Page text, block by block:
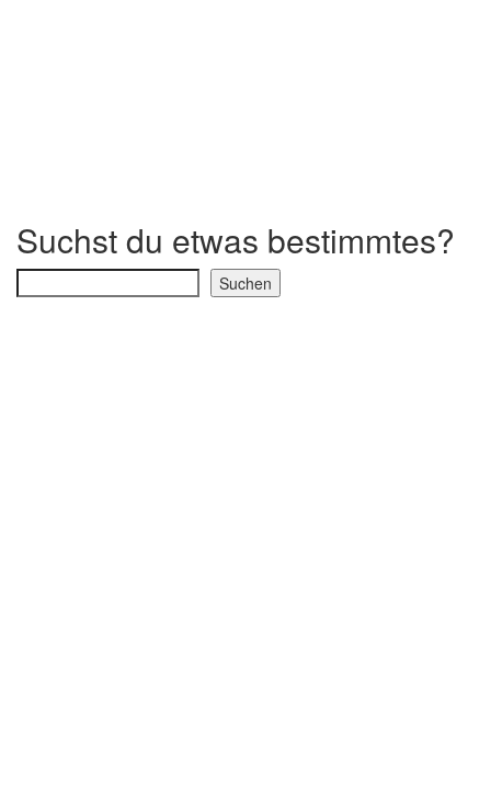
Suchst du etwas bestimmtes?
Suchen